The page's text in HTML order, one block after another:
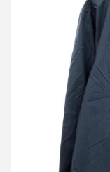
ストーンアイランド